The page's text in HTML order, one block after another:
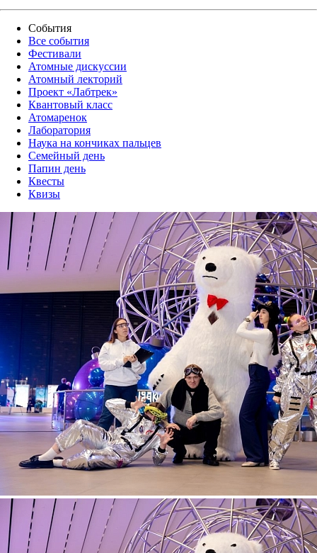
События
Все события
Фестивали
Атомные дискуссии
Атомный лекторий
Проект «Лабтрек»
Квантовый класс
Атомаренок
Лаборатория
Наука на кончиках пальцев
Семейный день
Папин день
Квесты
Квизы